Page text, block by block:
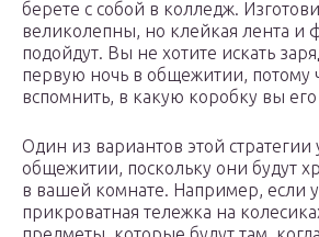
берете с собой в колледж.
великолепны, но клейкая лента и
подойдут. Вы не хотите искать
первую ночь в общежитии, потому
вспомнить, в какую коробку вы
Один из вариантов этой
общежитии, поскольку они будут
в вашей комнате. Например, если у
прикроватная тележка на